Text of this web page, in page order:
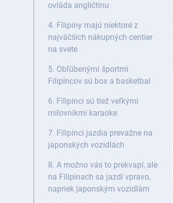
ovláda angličtinu
4. Filipíny majú niektoré z
najväčších nákupných centier
na svete
5. Obľúbenými športmi
Filipíncov sú box a basketbal
6. Filipínci sú tiež veľkými
milovníkmi karaoke
7. Filipínci jazdia prevažne na
japonských vozidlách
8. A možno vás to prekvapí, ale
na Filipínach sa jazdí vpravo,
napriek japonským vozidlám